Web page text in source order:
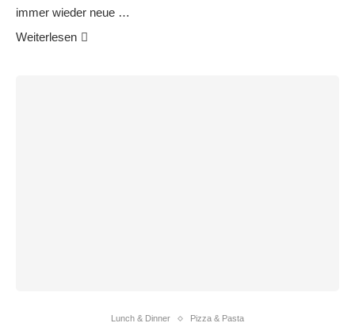
immer wieder neue …
Weiterlesen
Lunch & Dinner Pizza & Pasta